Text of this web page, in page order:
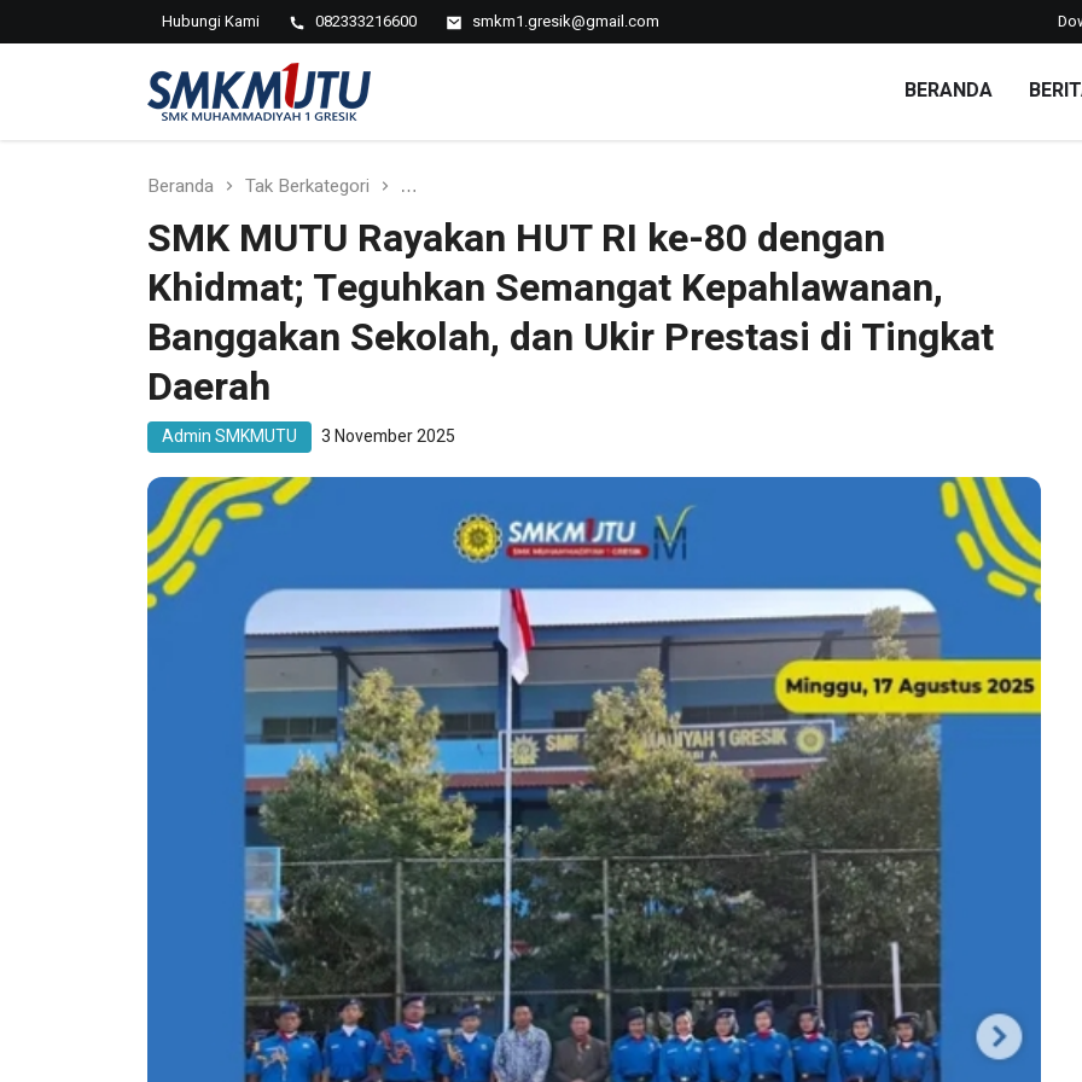
Hubungi Kami 082333216600 smkm1.gresik@gmail.com
SMK
Muhammadiyah BERANDA
Beranda Tak Berkategori SMK MUTU Rayakan HUT RI ke-80 dengan Khidmat; Teguhkan Semangat
SMK MUTU Rayakan HUT RI ke-80 dengan
Khidmat; Teguhkan Semangat Kepahlawanan,
Banggakan Sekolah, dan Ukir Prestasi di Tingkat
Daerah
Admin SMKMUTU 3 November 2025